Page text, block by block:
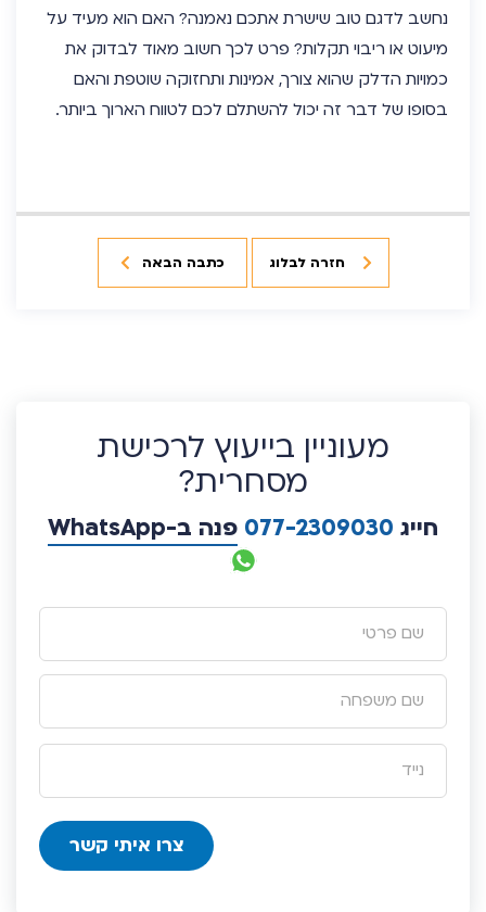
נחשב לדגם טוב שישרת אתכם נאמנה? האם הוא מעיד על
מיעוט או ריבוי תקלות? פרט לכך חשוב מאוד לבדוק את
כמויות הדלק שהוא צורך, אמינות ותחזוקה שוטפת והאם
בסופו של דבר זה יכול להשתלם לכם לטווח הארוך ביותר.
חזרה לבלוג כתבה הבאה
מעוניין בייעוץ לרכישת
מסחרית?
חייג 077-2309030 פנה ב-WhatsApp